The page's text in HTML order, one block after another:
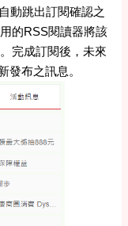
動跳出訂閱確認之
的RSS閱讀器將該
完成訂閱後，未來
發布之訊息。